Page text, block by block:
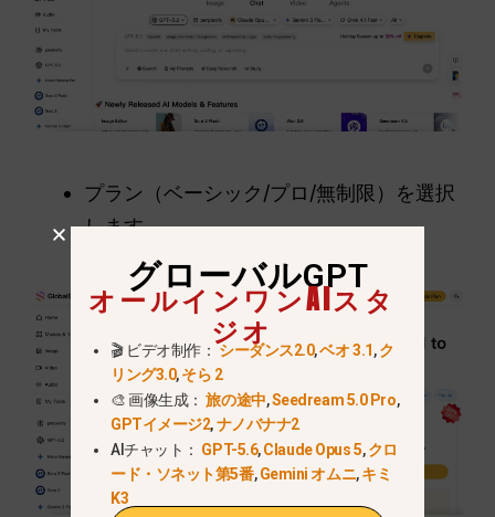
プラン（ベーシック/プロ/無制限）を選択
します。.
グローバルGPT
オールインワンAIスタ
ジオ
🎬 ビデオ制作：シーダンス2.0,ベオ 3.1,ク
リング3.0,そら 2
🎨 画像生成：旅の途中,Seedream 5.0 Pro,
GPTイメージ2,ナノバナナ2
AIチャット： GPT-5.6,Claude Opus 5,クロ
ード・ソネット第5番,Gemini オムニ,キミ
K3